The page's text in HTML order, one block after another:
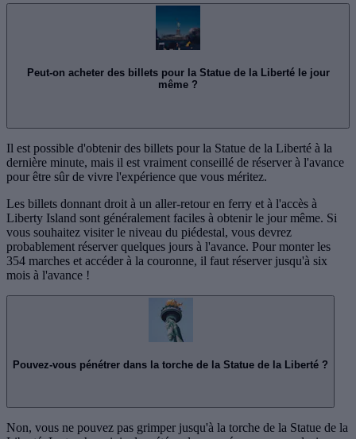
Peut-on acheter des billets pour la Statue de la Liberté le jour
même ?
Il est possible d'obtenir des billets pour la Statue de la Liberté à la
dernière minute, mais il est vraiment conseillé de réserver à l'avance
pour être sûr de vivre l'expérience que vous méritez.
Les billets donnant droit à un aller-retour en ferry et à l'accès à
Liberty Island sont généralement faciles à obtenir le jour même. Si
vous souhaitez visiter le niveau du piédestal, vous devrez
probablement réserver quelques jours à l'avance. Pour monter les
354 marches et accéder à la couronne, il faut réserver jusqu'à six
mois à l'avance !
Pouvez-vous pénétrer dans la torche de la Statue de la Liberté ?
Non, vous ne pouvez pas grimper jusqu'à la torche de la Statue de la